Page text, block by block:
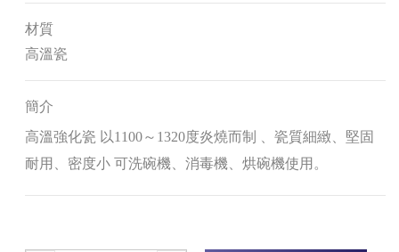
材質
高溫瓷
簡介
高溫強化瓷 以1100～1320度炎燒而制 、瓷質細緻、堅固
耐用、密度小 可洗碗機、消毒機、烘碗機使用。